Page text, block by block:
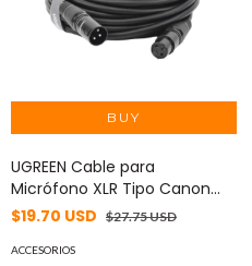
UGREEN Cable para
Micrófono XLR Tipo Canon
Macho a Hembra / 10 Metros
Antiinterferencias / Triple
$19.70 USD $27.75 USD
ACCESORIOS